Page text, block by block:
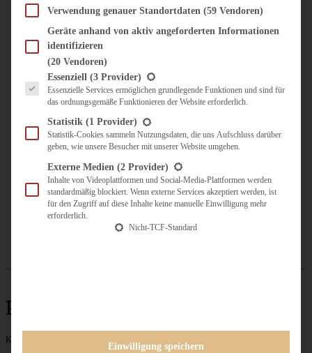
DIPS, SAUCEN, CHUTNEYS
KÜCHENGESCHENKE
UNTERWEGS
KULINARISCH UNTERWEGS
ÜBER MICH
ZUSAMMENARBEIT
Pistazie
Keine Beiträge gefunden
Verwendung genauer Standortdaten (59 Vendoren)
Geräte anhand von aktiv angeforderten Informationen
identifizieren
(20 Vendoren)
Es folgt eine Liste der Service-Gruppen, für die eine Einwilligung erteilt werden
Essenziell (3 Provider)
Essenzielle Services ermöglichen grundlegende Funktionen und sind für
das ordnungsgemäße Funktionieren der Website erforderlich.
Statistik (1 Provider)
Statistik-Cookies sammeln Nutzungsdaten, die uns Aufschluss darüber
geben, wie unsere Besucher mit unserer Website umgehen.
Externe Medien (2 Provider)
Inhalte von Videoplattformen und Social-Media-Plattformen werden
standardmäßig blockiert. Wenn externe Services akzeptiert werden, ist
für den Zugriff auf diese Inhalte keine manuelle Einwilligung mehr
erforderlich.
Nicht-TCF-Standard
Einwilligung speichern